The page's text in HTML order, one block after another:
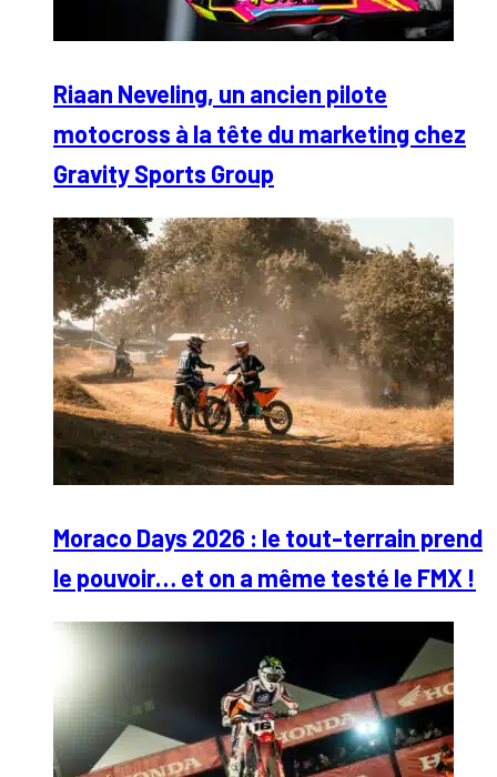
Riaan Neveling, un ancien pilote
motocross à la tête du marketing chez
Gravity Sports Group
Moraco Days 2026 : le tout-terrain prend
le pouvoir… et on a même testé le FMX !